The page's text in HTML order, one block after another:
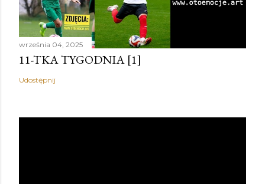
września 04, 2025
11-TKA TYGODNIA [1]
Udostępnij